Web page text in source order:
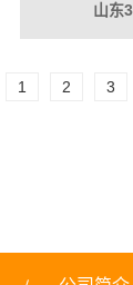
山东
1 2 3